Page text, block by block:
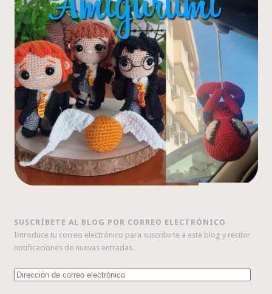
SUSCRÍBETE AL BLOG POR CORREO ELECTRÓNICO
Introduce tu correo electrónico para suscribirte a este blog y recibir
notificaciones de nuevas entradas.
Dirección